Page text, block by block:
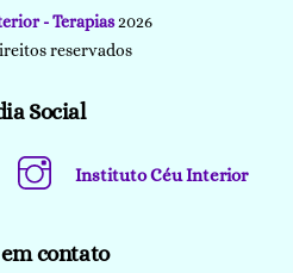
- Terapias2026
reservados
Social
Instituto Céu Interior
contato